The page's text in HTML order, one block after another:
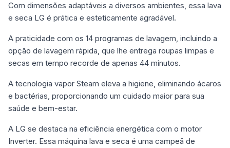
Com dimensões adaptáveis a diversos ambientes, essa lava
e seca LG é prática e esteticamente agradável.
A praticidade com os 14 programas de lavagem, incluindo a
opção de lavagem rápida, que lhe entrega roupas limpas e
secas em tempo recorde de apenas 44 minutos.
A tecnologia vapor Steam eleva a higiene, eliminando ácaros
e bactérias, proporcionando um cuidado maior para sua
saúde e bem-estar.
A LG se destaca na eficiência energética com o motor
Inverter. Essa máquina lava e seca é uma campeã de